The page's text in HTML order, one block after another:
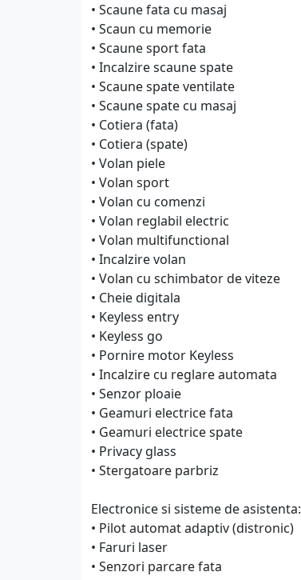
• Scaune fata cu masaj
• Scaun cu memorie
• Scaune sport fata
• Incalzire scaune spate
• Scaune spate ventilate
• Scaune spate cu masaj
• Cotiera (fata)
• Cotiera (spate)
• Volan piele
• Volan sport
• Volan cu comenzi
• Volan reglabil electric
• Volan multifunctional
• Incalzire volan
• Volan cu schimbator de viteze
• Cheie digitala
• Keyless entry
• Keyless go
• Pornire motor Keyless
• Incalzire cu reglare automata
• Senzor ploaie
• Geamuri electrice fata
• Geamuri electrice spate
• Privacy glass
• Stergatoare parbriz
Electronice si sisteme de asistenta:
• Pilot automat adaptiv (distronic)
• Faruri laser
• Senzori parcare fata